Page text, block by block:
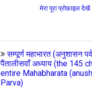
मेरा पूरा प्रोफ़ाइल देखें
सम्पूर्ण महाभारत (अनुशासन
पैंतालीसवाँ अध्याय (the 145
entire Mahabharata
Parva)